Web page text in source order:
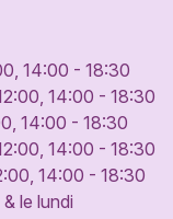
14:00 - 18:30
14:00 - 18:30
14:00 - 18:30
14:00 - 18:30
14:00 - 18:30
le lundi